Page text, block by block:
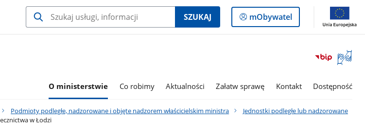
SZUKAJ
Logowanie
do
mObywatel
Otwórz
okno
O ministerstwie Co robimy Aktualności Załatw sprawę Kontakt Dostępność
Podmioty podległe, nadzorowane i objęte nadzorem właścicielskim ministra
Jednostki podległe lub nadzorowane
w Łodzi